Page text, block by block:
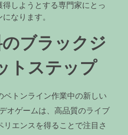
しようとする専門家にとっ
なります。
ブラックジ
トステップ
ベトンライン作業中の新しい
オゲームは、高品質のライブ
リエンスを得ることで注目さ